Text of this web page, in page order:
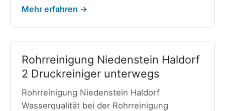
Mehr erfahren →
Rohrreinigung Niedenstein Haldorf
2 Druckreiniger unterwegs
Rohrreinigung Niedenstein Haldorf
Wasserqualität bei der Rohrreinigung